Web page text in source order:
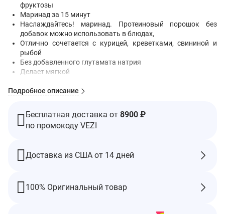
фруктозы
Маринад за 15 минут
Наслаждайтесь! маринад. Протеиновый порошок без
добавок можно использовать в блюдах,
Отлично сочетается с курицей, креветками, свининой и
рыбой
Без добавленного глутамата натрия
Делает мягкой
Маринады Lowry's отлично работают, независимо от того, как
Оживите время обеда с помощью маринада с лимоном и
перцем от Lowry. Этот маринад за 15 минут содержит смесь
молотый перец, и превращает среднее блюдо в незабываемое
благодаря пикантности и остроте.
Гриль— замаринуйте курицу или свинину. Поджарьте на
гриле, поливая свежим маринадом.
Подробное описание
Бесплатная доставка от 8900 ₽
по промокоду VEZI
Доставка из США от 14 дней
100% Оригинальный товар